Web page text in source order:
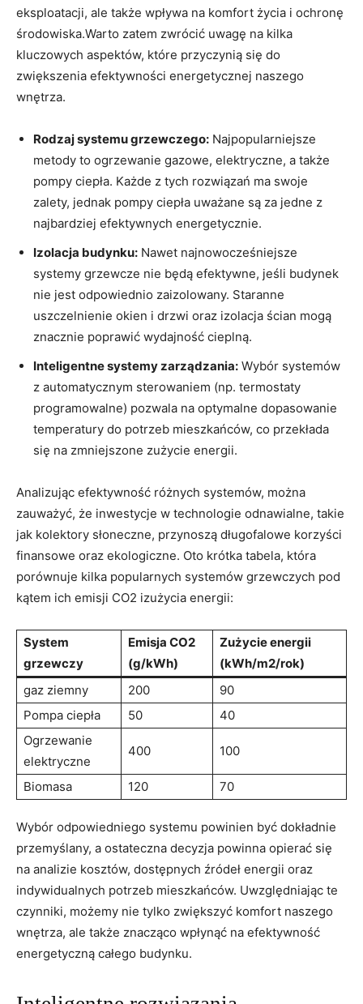
eksploatacji, ale także wpływa na komfort życia i ochronę ​
środowiska.Warto zatem zwrócić⁢ uwagę⁣ na kilka
⁣kluczowych aspektów, ​które przyczynią ⁤się do
zwiększenia efektywności energetycznej naszego
wnętrza.
Rodzaj systemu grzewczego: Najpopularniejsze
metody to ogrzewanie gazowe, elektryczne, a także
pompy ciepła. Każde z tych rozwiązań⁢ ma swoje
zalety, jednak pompy ciepła uważane są‍ za jedne z
najbardziej⁣ efektywnych energetycznie.
Izolacja budynku: Nawet najnowocześniejsze
systemy ‍grzewcze nie będą efektywne, jeśli budynek
nie jest odpowiednio zaizolowany. Staranne
uszczelnienie okien i drzwi oraz izolacja ścian ⁣mogą
znacznie poprawić wydajność cieplną.
Inteligentne systemy zarządzania: Wybór systemów
z automatycznym sterowaniem (np. termostaty
programowalne)​ pozwala na optymalne dopasowanie
temperatury do potrzeb mieszkańców, co przekłada
się na zmniejszone zużycie energii.
Analizując efektywność różnych systemów, ‌można‌
zauważyć, że inwestycje ⁢w technologie odnawialne, takie
jak kolektory słoneczne, przynoszą⁣ długofalowe korzyści
finansowe oraz⁣ ekologiczne. Oto krótka tabela, która
porównuje kilka popularnych systemów grzewczych pod
kątem ich emisji CO2 izużycia energii:
System
grzewczy
Emisja CO2
(g/kWh)
Zużycie energii​
(kWh/m2/rok)
gaz ziemny
200
90
Pompa ciepła
50
40
Ogrzewanie
elektryczne
400 100
Biomasa 120 70
Wybór odpowiedniego systemu powinien być dokładnie
przemyślany,‌ a ​ostateczna decyzja powinna opierać się
na analizie kosztów, dostępnych źródeł‌ energii⁤ oraz
indywidualnych potrzeb mieszkańców. Uwzględniając te
czynniki, możemy nie tylko zwiększyć komfort naszego
wnętrza, ale także ⁤znacząco ‍wpłynąć na⁣ efektywność
energetyczną całego budynku.